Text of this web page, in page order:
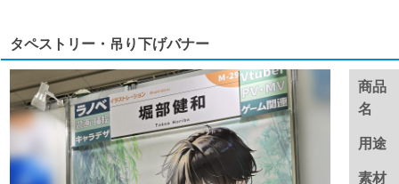
タペストリー・吊り下げバナー
商品
名
用途
素材